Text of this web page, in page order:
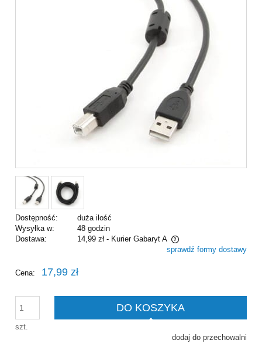
Dostępność:
duża ilość
Wysyłka w:
48 godzin
Dostawa:
14,99 zł - Kurier Gabaryt A
Cena nie zawiera ewentualnych kosztów płatnościsprawdź formy dostawy
Cena: 17,99 zł
szt.
DO KOSZYKA
dodaj do przechowalni